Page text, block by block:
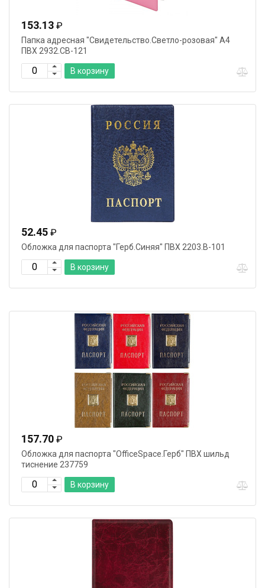
153.13 ₽
Папка адресная "Свидетельство.Светло-розовая" А4
ПВХ 2932.СВ-121
В корзину
52.45 ₽
Обложка для паспорта "Герб.Синяя" ПВХ 2203.В-101
В корзину
157.70 ₽
Обложка для паспорта "OfficeSpace.Герб" ПВХ шильд
тиснение 237759
В корзину